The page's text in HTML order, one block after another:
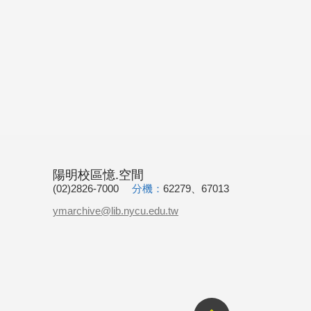
陽明校區憶.空間
(02)2826-7000 分機： 62279、67013
ymarchive@lib.nycu.edu.tw